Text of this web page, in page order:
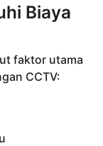
Biaya
faktor utama
CCTV: